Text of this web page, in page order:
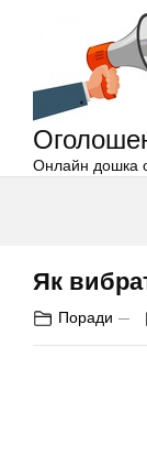
Онлайн дошка
Як
Поради